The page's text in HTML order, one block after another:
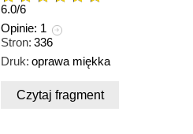
6.0/6
Opinie: 1
Stron: 336
Druk: oprawa miękka
Czytaj fragment